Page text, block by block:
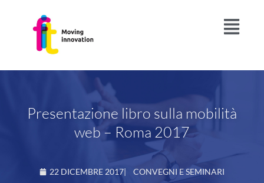
Presentazione libro sulla mobilità
web – Roma 2017
22 DICEMBRE 2017| CONVEGNI E SEMINARI